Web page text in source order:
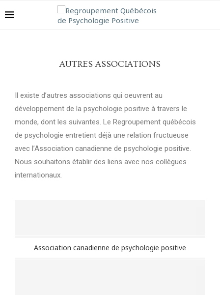
AUTRES ASSOCIATIONS
Il existe d’autres associations qui oeuvrent au
développement de la psychologie positive à travers le
monde, dont les suivantes. Le Regroupement québécois
de psychologie entretient déjà une relation fructueuse
avec l’Association canadienne de psychologie positive.
Nous souhaitons établir des liens avec nos collègues
internationaux.
Association canadienne de psychologie positive